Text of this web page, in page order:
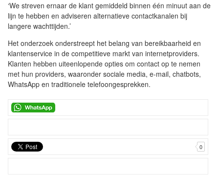
‘We streven ernaar de klant gemiddeld binnen één minuut aan de
lijn te hebben en adviseren alternatieve contactkanalen bij
langere wachttijden.’
Het onderzoek onderstreept het belang van bereikbaarheid en
klantenservice in de competitieve markt van internetproviders.
Klanten hebben uiteenlopende opties om contact op te nemen
met hun providers, waaronder sociale media, e-mail, chatbots,
WhatsApp en traditionele telefoongesprekken.
0